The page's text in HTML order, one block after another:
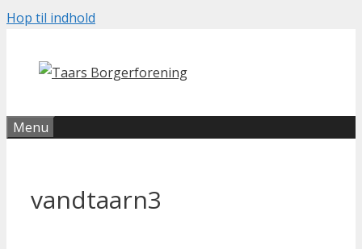
Hop til indhold
Menu
vandtaarn3